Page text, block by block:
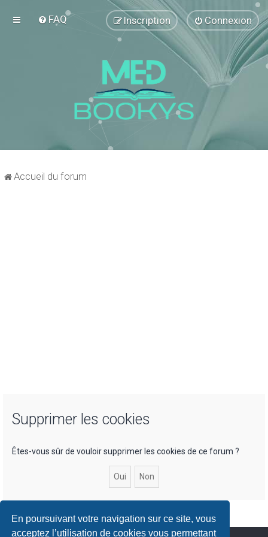
En poursuivant votre navigation sur ce site, vous
acceptez l’utilisation de cookies vous permettant
FAQ Connexion
Inscription
Accueil du forum
Supprimer les cookies
Êtes-vous sûr de vouloir supprimer les cookies de ce forum ?